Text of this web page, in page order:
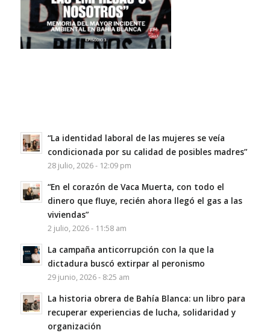
“La identidad laboral de las mujeres se veía
condicionada por su calidad de posibles madres”
28 julio, 2026 - 12:09 pm
“En el corazón de Vaca Muerta, con todo el
dinero que fluye, recién ahora llegó el gas a las
viviendas”
2 julio, 2026 - 11:58 am
La campaña anticorrupción con la que la
dictadura buscó extirpar al peronismo
29 junio, 2026 - 8:25 am
La historia obrera de Bahía Blanca: un libro para
recuperar experiencias de lucha, solidaridad y
organización